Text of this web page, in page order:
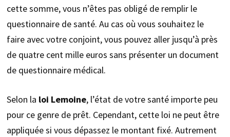
cette somme, vous n’êtes pas obligé de remplir le
questionnaire de santé. Au cas où vous souhaitez le
faire avec votre conjoint, vous pouvez aller jusqu’à près
de quatre cent mille euros sans présenter un document
de questionnaire médical.
Selon la loi Lemoine, l’état de votre santé importe peu
pour ce genre de prêt. Cependant, cette loi ne peut être
appliquée si vous dépassez le montant fixé. Autrement